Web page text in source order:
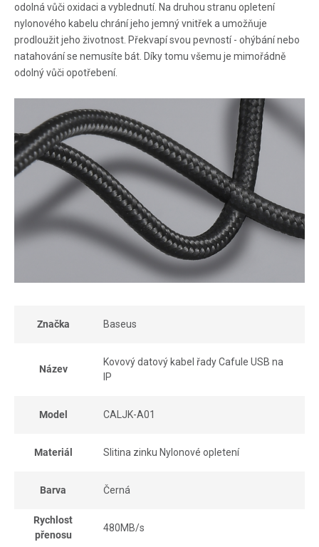
odolná vůči oxidaci a vyblednutí. Na druhou stranu opletení
nylonového kabelu chrání jeho jemný vnitřek a umožňuje
prodloužit jeho životnost. Překvapí svou pevností - ohýbání nebo
natahování se nemusíte bát. Díky tomu všemu je mimořádně
odolný vůči opotřebení.
Značka Baseus
Název
Kovový datový kabel řady Cafule USB na
IP
Model CALJK-A01
Materiál Slitina zinku Nylonové opletení
Barva Černá
Rychlost
přenosu
480MB/s